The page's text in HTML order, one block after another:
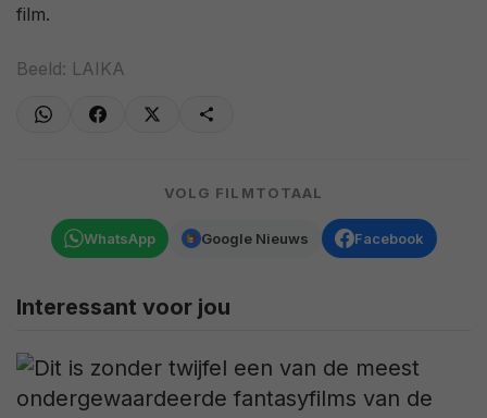
film.
Beeld: LAIKA
VOLG FILMTOTAAL
WhatsApp Google Nieuws Facebook
Interessant voor jou